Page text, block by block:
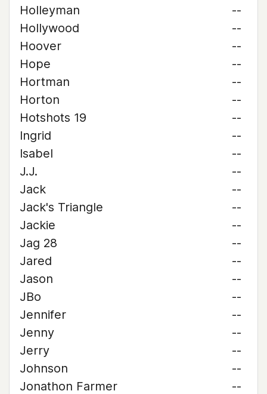
Holleyman
--
Hollywood
--
Hoover
--
Hope
--
Hortman
--
Horton
--
Hotshots 19
--
Ingrid
--
Isabel
--
J.J.
--
Jack
--
Jack's Triangle
--
Jackie
--
Jag 28
--
Jared
--
Jason
--
JBo
--
Jennifer
--
Jenny
--
Jerry
--
Johnson
--
Jonathon Farmer
--